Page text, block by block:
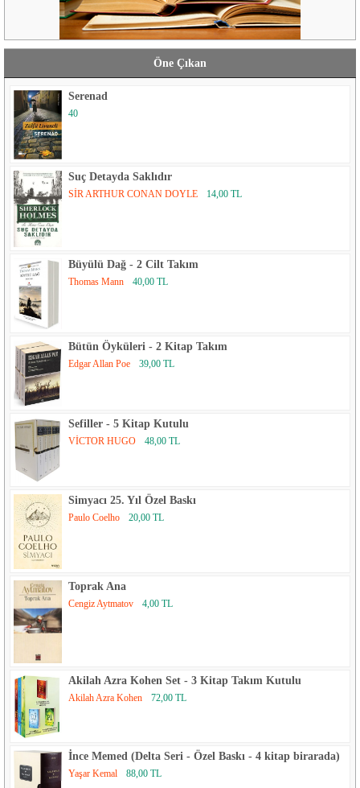
Öne Çıkan
Serenad
40
Suç Detayda Saklıdır
SİR ARTHUR CONAN DOYLE 14,00 TL
Büyülü Dağ - 2 Cilt Takım
Thomas Mann 40,00 TL
Bütün Öyküleri - 2 Kitap Takım
Edgar Allan Poe 39,00 TL
Sefiller - 5 Kitap Kutulu
VİCTOR HUGO 48,00 TL
Simyacı 25. Yıl Özel Baskı
Paulo Coelho 20,00 TL
Toprak Ana
Cengiz Aytmatov 4,00 TL
Akilah Azra Kohen Set - 3 Kitap Takım Kutulu
Akilah Azra Kohen 72,00 TL
İnce Memed (Delta Seri - Özel Baskı - 4 kitap birarada)
Yaşar Kemal 88,00 TL